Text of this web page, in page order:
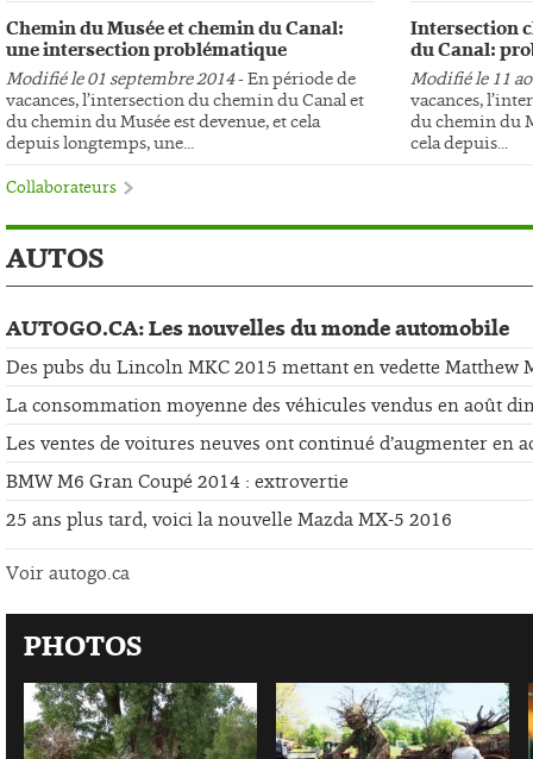
Chemin du Musée et chemin du Canal:
une intersection problématique
Modifié le 01 septembre 2014- En période de
vacances, l’intersection du chemin du Canal et
du chemin du Musée est devenue, et cela
depuis longtemps, une...
Intersection
du Canal:
Modifié le 11
vacances,
du chemin du
cela depuis...
Collaborateurs
AUTOS
AUTOGO.CA: Les nouvelles du monde automobile
Des pubs du Lincoln MKC 2015 mettant en vedette Matthew
La consommation moyenne des véhicules vendus en août
Les ventes de voitures neuves ont continué d’augmenter en
BMW M6 Gran Coupé 2014 : extrovertie
25 ans plus tard, voici la nouvelle Mazda MX-5 2016
Voir autogo.ca
PHOTOS